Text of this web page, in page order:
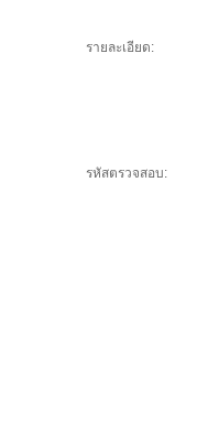
รายละเอียด:
รหัสตรวจสอบ: